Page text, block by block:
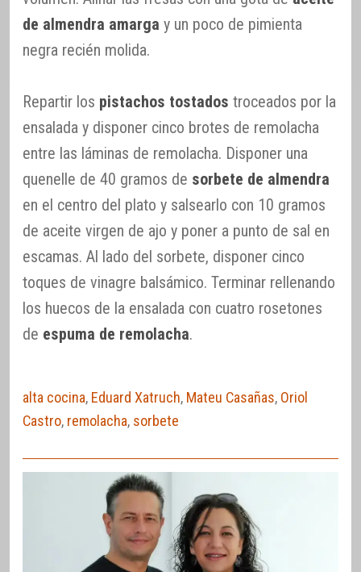
de almendra amarga y un poco de pimienta
negra recién molida.
Repartir los pistachos tostados troceados por la
ensalada y disponer cinco brotes de remolacha
entre las láminas de remolacha. Disponer una
quenelle de 40 gramos de sorbete de almendra
en el centro del plato y salsearlo con 10 gramos
de aceite virgen de ajo y poner a punto de sal en
escamas. Al lado del sorbete, disponer cinco
toques de vinagre balsámico. Terminar rellenando
los huecos de la ensalada con cuatro rosetones
de espuma de remolacha.
alta cocina, Eduard Xatruch, Mateu Casañas, Oriol
Castro, remolacha, sorbete